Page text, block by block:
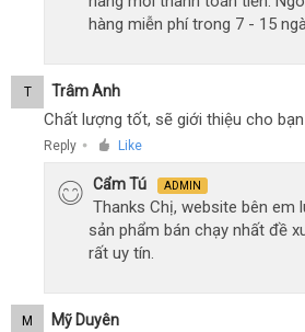
hàng miễn phí trong 7 - 15
T Trâm Anh
Chất lượng tốt, sẽ giới thiệu cho bạn
Reply ● Like
Cẩm Tú ADMIN
Thanks Chị, website bên em
sản phẩm bán chạy nhất đề
rất uy tín.
M Mỹ Duyên